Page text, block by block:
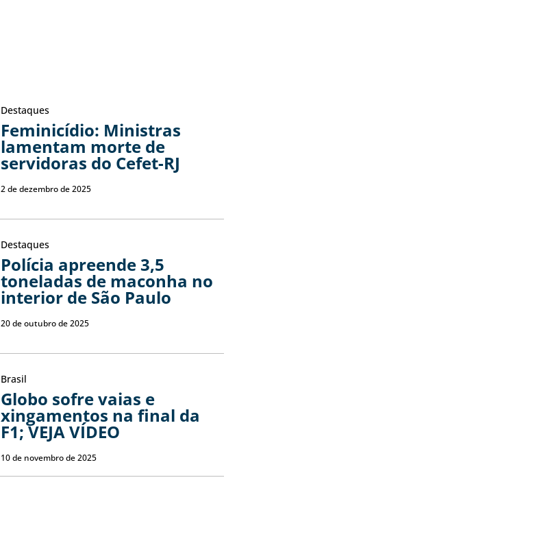
Destaques
Feminicídio: Ministras
lamentam morte de
servidoras do Cefet-RJ
2 de dezembro de 2025
Destaques
Polícia apreende 3,5
toneladas de maconha no
interior de São Paulo
20 de outubro de 2025
Brasil
Globo sofre vaias e
xingamentos na final da
F1; VEJA VÍDEO
10 de novembro de 2025